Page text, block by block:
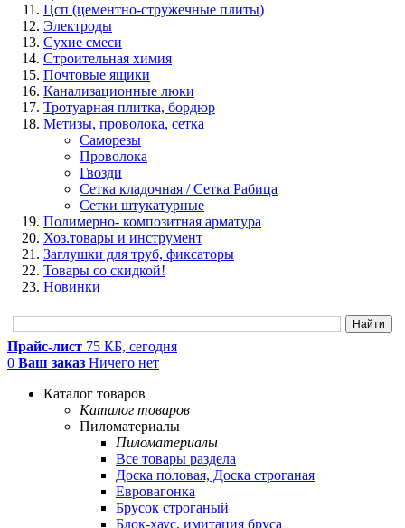
Цсп (цементно-стружечные плиты)
Электроды
Сухие смеси
Строительная химия
Почтовые ящики
Канализационные люки
Тротуарная плитка, бордюр
Метизы, проволока, сетка
Саморезы
Проволока
Гвозди
Сетка кладочная / Сетка Рабица
Сетки штукатурные
Полимерно- композитная арматура
Хоз.товары и инструмент
Заглушки для труб, фиксаторы
Товары со скидкой!
Новинки
Прайс-лист 75 КБ, сегодня
0 Ваш заказ Ничего нет
Каталог товаров
Каталог товаров
Пиломатериалы
Пиломатериалы
Все товары раздела
Доска половая, Доска строганая
Евровагонка
Брусок строганый
Блок-хаус, имитация бруса